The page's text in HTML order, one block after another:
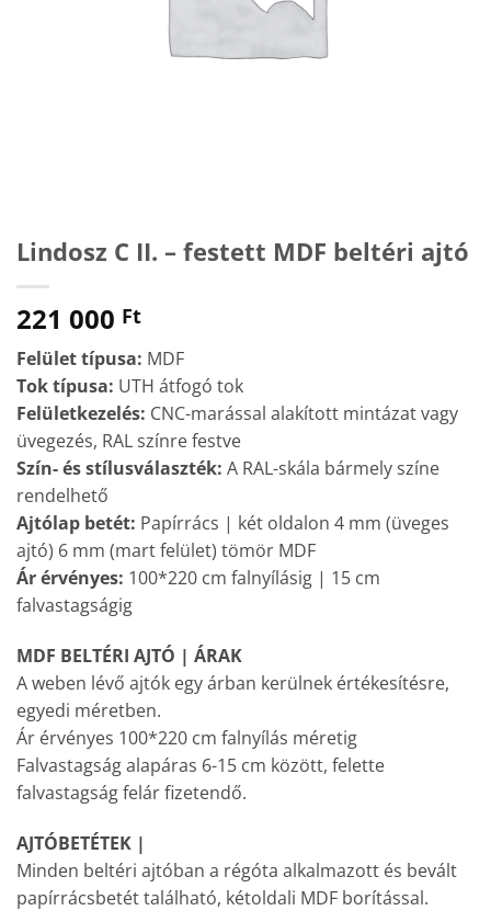
Lindosz C II. – festett MDF beltéri ajtó
221 000 Ft
Felület típusa: MDF
Tok típusa: UTH átfogó tok
Felületkezelés: CNC-marással alakított mintázat vagy
üvegezés, RAL színre festve
Szín- és stílusválaszték: A RAL-skála bármely színe
rendelhető
Ajtólap betét: Papírrács | két oldalon 4 mm (üveges
ajtó) 6 mm (mart felület) tömör MDF
Ár érvényes: 100*220 cm falnyílásig | 15 cm
falvastagságig
MDF BELTÉRI AJTÓ | ÁRAK
A weben lévő ajtók egy árban kerülnek értékesítésre,
egyedi méretben.
Ár érvényes 100*220 cm falnyílás méretig
Falvastagság alapáras 6-15 cm között, felette
falvastagság felár fizetendő.
AJTÓBETÉTEK |
Minden beltéri ajtóban a régóta alkalmazott és bevált
papírrácsbetét található, kétoldali MDF borítással.